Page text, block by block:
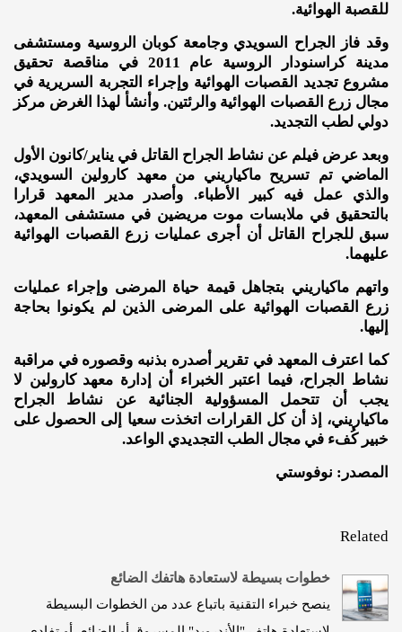
للقصبة الهوائية.
وقد فاز الجراح السويدي وجامعة كوبان الروسية ومستشفى
مدينة كراسنودار الروسية عام 2011 في مناقصة تحقيق
مشروع تجديد القصبات الهوائية وإجراء التجربة السريرية في
مجال زرع القصبات الهوائية والرئتين. وأنشأ لهذا الغرض مركز
دولي لطب التجديد.
وبعد عرض فيلم عن نشاط الجراح القاتل في يناير/كانون الأول
الماضي تم تسريح ماكياريني من معهد كارولين السويدي،
والذي عمل فيه كبير الأطباء. وأصدر مدير المعهد قرارا
بالتحقيق في ملابسات موت مريضين في مستشفى المعهد،
سبق للجراح القاتل أن أجرى عمليات زرع القصبات الهوائية
عليهما.
واتهم ماكياريني بتجاهل قيمة حياة المرضى وإجراء عمليات
زرع القصبات الهوائية على المرضى الذين لم يكونوا بحاجة
إليها.
كما اعترف المعهد في تقرير أصدره بذنبه وقصوره في مراقبة
نشاط الجراح، فيما اعتبر الخبراء أن إدارة معهد كارولين لا
يجب أن تتحمل المسؤولية الجنائية عن نشاط الجراح
ماكياريني، إذ أن كل القرارات اتخذت سعيا إلى الحصول على
خبير كُفء في مجال الطب التجديدي الواعد.
المصدر: نوفوستي
Related
خطوات بسيطة لاستعادة هاتفك الضائع
ينصح خبراء التقنية باتباع عدد من الخطوات البسيطة